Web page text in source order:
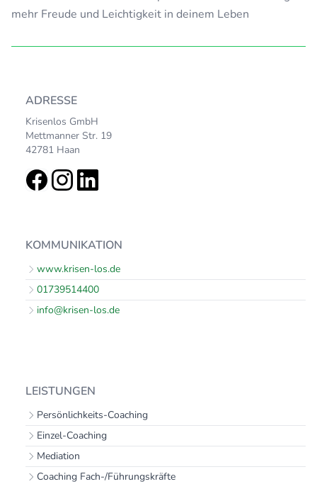
mehr Freude und Leichtigkeit in deinem Leben
ADRESSE
Krisenlos GmbH
Mettmanner Str. 19
42781 Haan
KOMMUNIKATION
www.krisen-los.de
01739514400
info@krisen-los.de
LEISTUNGEN
Persönlichkeits-Coaching
Einzel-Coaching
Mediation
Coaching Fach-/Führungskräfte